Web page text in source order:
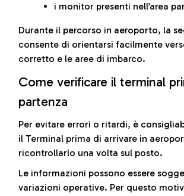
i monitor presenti nell’area
Durante il percorso in aeroporto, la
consente di orientarsi facilmente
corretto e le aree di imbarco.
Come verificare il terminal
partenza
Per evitare errori o ritardi, è
il Terminal prima di arrivare in
ricontrollarlo una volta sul posto.
Le informazioni possono essere
variazioni operative. Per questo